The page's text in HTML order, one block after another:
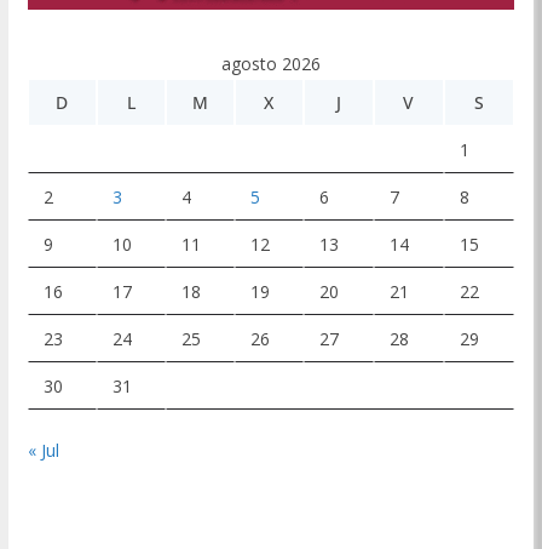
agosto 2026
D
L M X J V S
1
2 3 4 5 6 7 8
9 10 11 12 13 14 15
16 17 18 19 20 21 22
23 24 25 26 27 28 29
30 31
« Jul